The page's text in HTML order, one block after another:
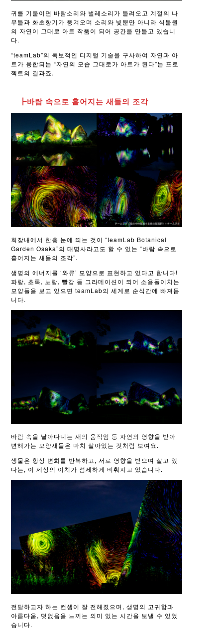
귀를 기울이면 바람소리와 벌레소리가 들려오고 계절의 나
무들과 화초향기가 풍겨오며 소리와 빛뿐만 아니라 식물원
의 자연이 그대로 아트 작품이 되어 공간을 만들고 있습니
다.
“teamLab”의 독보적인 디지털 기술을 구사하여 자연과 아
트가 융합되는 “자연의 모습 그대로가 아트가 된다”는 프로
젝트의 결과죠.
┣바람 속으로 흩어지는 새들의 조각
회장내에서 한층 눈에 띄는 것이 “teamLab Botanical
Garden Osaka”의 대명사라고도 할 수 있는 “바람 속으로
흩어지는 새들의 조각”.
생명의 에너지를 ‘와류’ 모양으로 표현하고 있다고 합니다!
파랑, 초록, 노랑, 빨강 등 그라데이션이 되어 소용돌이치는
모양들을 보고 있으면 teamLab의 세계로 순식간에 빠져듭
니다.
바람 속을 날아다니는 새의 움직임 등 자연의 영향을 받아
변해가는 모양새들은 마치 살아있는 것처럼 보여요.
생물은 항상 변화를 반복하고, 서로 영향을 받으며 살고 있
다는, 이 세상의 이치가 섬세하게 비춰지고 있습니다.
전달하고자 하는 컨셉이 잘 전해졌으며, 생명의 고귀함과
아름다움, 덧없음을 느끼는 의미 있는 시간을 보낼 수 있었
습니다.